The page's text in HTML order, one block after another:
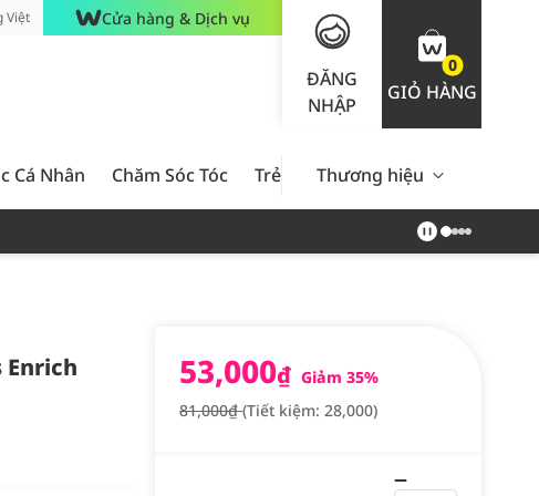
Việt Cửa hàng & Dịch vụ
ĐĂNG
NHẬP
0
GIỎ HÀNG
Cá Nhân Chăm Sóc Tóc Trẻ Em Nam Giới Chăm Sóc
Thương hiệu
Enrich
53,000₫ Giảm 35%
81,000₫(Tiết kiệm: 28,000)